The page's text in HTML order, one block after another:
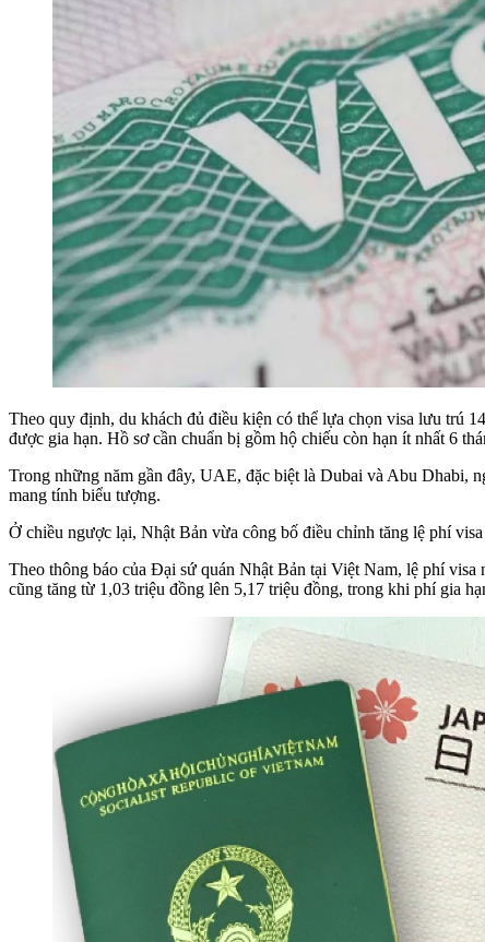
Theo quy định, du khách đủ điều kiện có thể lựa chọn visa lưu trú
được gia hạn. Hồ sơ cần chuẩn bị gồm hộ chiếu còn hạn ít nhất 6
Trong những năm gần đây, UAE, đặc biệt là Dubai và Abu Dhabi,
mang tính biểu tượng.
Ở chiều ngược lại, Nhật Bản vừa công bố điều chỉnh tăng lệ phí
Theo thông báo của Đại sứ quán Nhật Bản tại Việt Nam, lệ phí
cũng tăng từ 1,03 triệu đồng lên 5,17 triệu đồng, trong khi phí gia